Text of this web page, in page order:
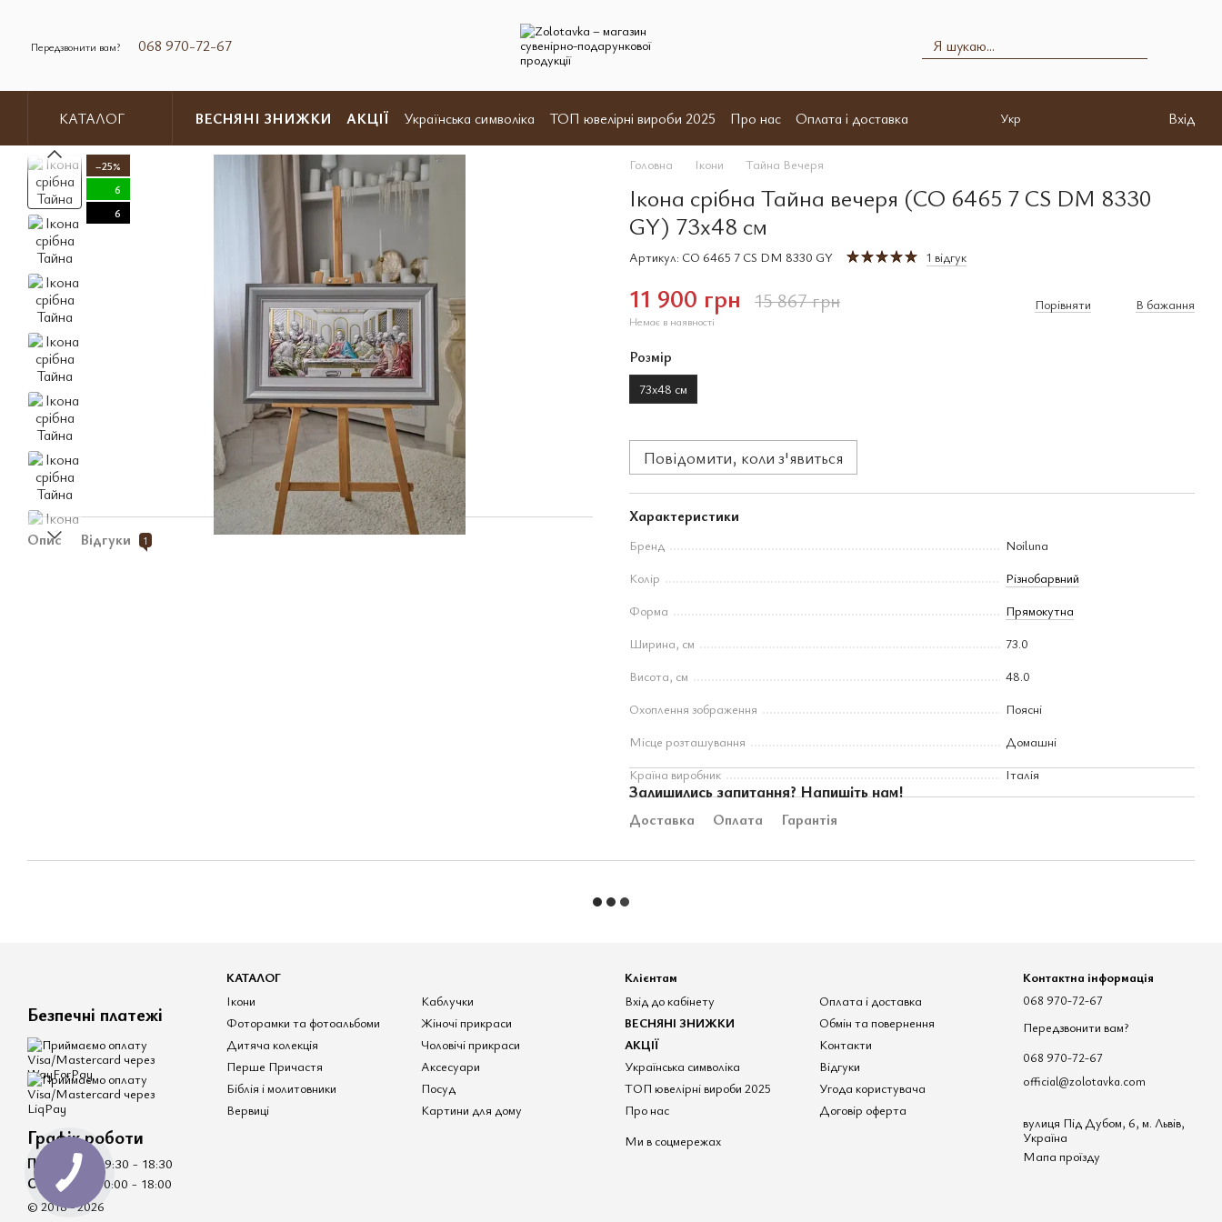
068 970-72-67
Передзвонити вам?
КАТАЛОГ ВЕСНЯНІ ЗНИЖКИ АКЦІЇ Українська символіка ТОП ювелірні вироби 2025 Про нас
Оплата і доставка
Укр Вхід
−25%
6
6
Опис Відгуки 1
Головна Ікони Тайна Вечеря
Ікона срібна Тайна вечеря (CO 6465 7 CS DM 8330
GY) 73х48 см
Артикул: CO 6465 7 CS DM 8330 GY 1 відгук
11 900 грн 15 867 грн
Немає в наявності
Порівняти В бажання
Розмір
73х48 см
Повідомити, коли з'явиться
Характеристики
Бренд
Noiluna
Колір
Різнобарвний
Форма
Прямокутна
Ширина, см
73.0
Висота, см
48.0
Охоплення зображення
Поясні
Місце розташування
Домашні
Країна виробник
Італія
Залишились запитання? Напишіть нам!
Доставка Оплата Гарантія
Безпечні платежі
Графік роботи
Пн - Пт
- 09:30 - 18:30
Сб - Нд
- 10:00 - 18:00
© 2018 - 2026
КАТАЛОГ
Ікони
Фоторамки та фотоальбоми
Дитяча колекція
Перше Причастя
Біблія і молитовники
Вервиці
Каблучки
Жіночі прикраси
Чоловічі прикраси
Аксесуари
Посуд
Картини для дому
Клієнтам
Вхід до кабінету
ВЕСНЯНІ ЗНИЖКИ
АКЦІЇ
Українська символіка
ТОП ювелірні вироби 2025
Про нас
Оплата і доставка
Обмін та повернення
Контакти
Відгуки
Угода користувача
Договір оферта
Ми в соцмережах
Контактна інформація
068 970-72-67
Передзвонити вам?
068 970-72-67
official@zolotavka.com
вулиця Під Дубом, 6, м. Львів,
Україна
Мапа проїзду